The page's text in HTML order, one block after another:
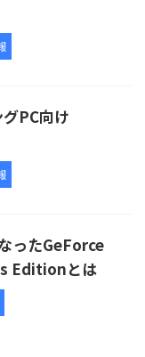
PC向け
ったGeForce
Editionとは